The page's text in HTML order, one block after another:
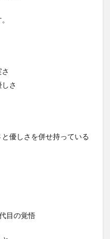
さ
優しさを併せ持っている
目の覚悟